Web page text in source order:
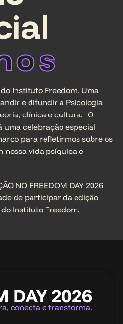
Instituto Freedom. Uma
e difundir a Psicologia
clínica e cultura. O
uma celebração especial
para refletirmos sobre os
nossa vida psíquica e
NO FREEDOM DAY 2026
de participar da edição
Instituto Freedom.
DAY 2026
conecta e transforma.